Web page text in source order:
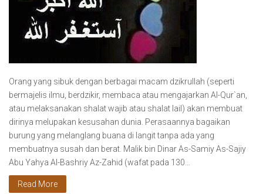
Orang yang sibuk dengan berbagai macam dzikrullah (seperti
bermajelis ilmu, berdzikir, membaca atau mengajarkan Al-Qur`an,
atau melaksanakan shalat wajib atau shalat lail) akan membuat
dirinya melupakan kesusahan dunia. Perasaannya bagaikan
burung yang melanglang buana di langit tanpa ada yang
membuatnya susah dan berat. Malik bin Dinar As-Samiy As-Sajiy
Abu Yahya Al-Bashriy Az-Zahid (wafat pada 130…
Read More